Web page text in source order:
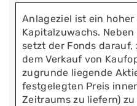
Anlageziel ist ein
Kapitalzuwachs.
setzt der Fonds
dem Verkauf von
zugrunde liegende
festgelegten Preis
Zeitraums zu liefern)